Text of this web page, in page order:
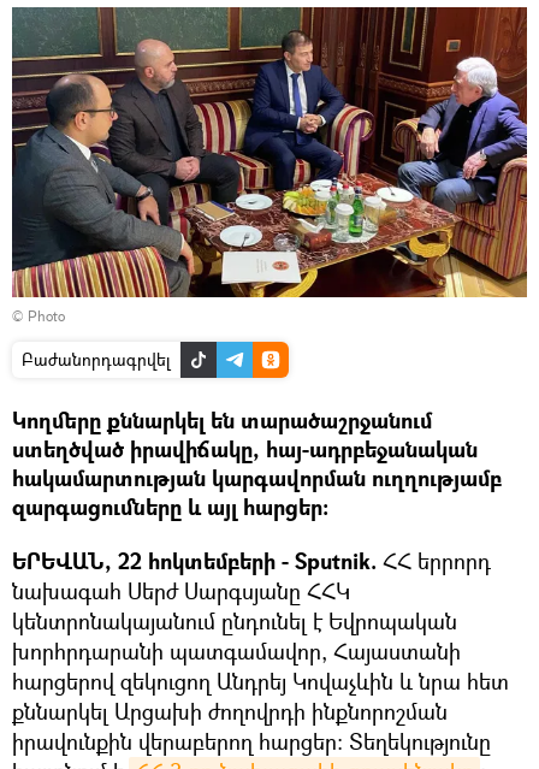
© Photo
Բաժանորդագրվել
Կողմերը քննարկել են տարածաշրջանում
ստեղծված իրավիճակը, հայ-ադրբեջանական
հակամարտության կարգավորման ուղղությամբ
զարգացումները և այլ հարցեր։
ԵՐԵՎԱՆ, 22 հոկտեմբերի - Sputnik. ՀՀ երրորդ
նախագահ Սերժ Սարգսյանը ՀՀԿ
կենտրոնակայանում ընդունել է Եվրոպական
խորհրդարանի պատգամավոր, Հայաստանի
հարցերով զեկուցող Անդրեյ Կովաչևին և նրա հետ
քննարկել Արցախի ժողովրդի ինքնորոշման
իրավունքին վերաբերող հարցեր։ Տեղեկությունը